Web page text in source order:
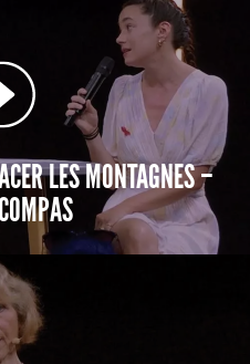
LES MONTAGNES –